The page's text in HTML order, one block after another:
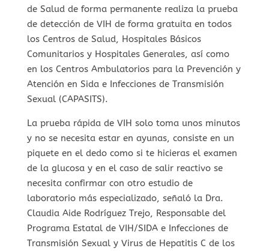
de Salud de forma permanente realiza la prueba
de detección de VIH de forma gratuita en todos
los Centros de Salud, Hospitales Básicos
Comunitarios y Hospitales Generales, así como
en los Centros Ambulatorios para la Prevención y
Atención en Sida e Infecciones de Transmisión
Sexual (CAPASITS).
La prueba rápida de VIH solo toma unos minutos
y no se necesita estar en ayunas, consiste en un
piquete en el dedo como si te hicieras el examen
de la glucosa y en el caso de salir reactivo se
necesita confirmar con otro estudio de
laboratorio más especializado, señaló la Dra.
Claudia Aide Rodríguez Trejo, Responsable del
Programa Estatal de VIH/SIDA e Infecciones de
Transmisión Sexual y Virus de Hepatitis C de los